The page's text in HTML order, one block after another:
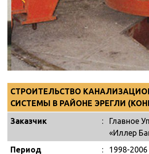
СТРОИТЕЛЬСТВО
СИСТЕМЫ В РАЙОНЕ ЭРЕГЛИ
Заказчик
:
Главное
«Иллер
Период
: 1998-2006